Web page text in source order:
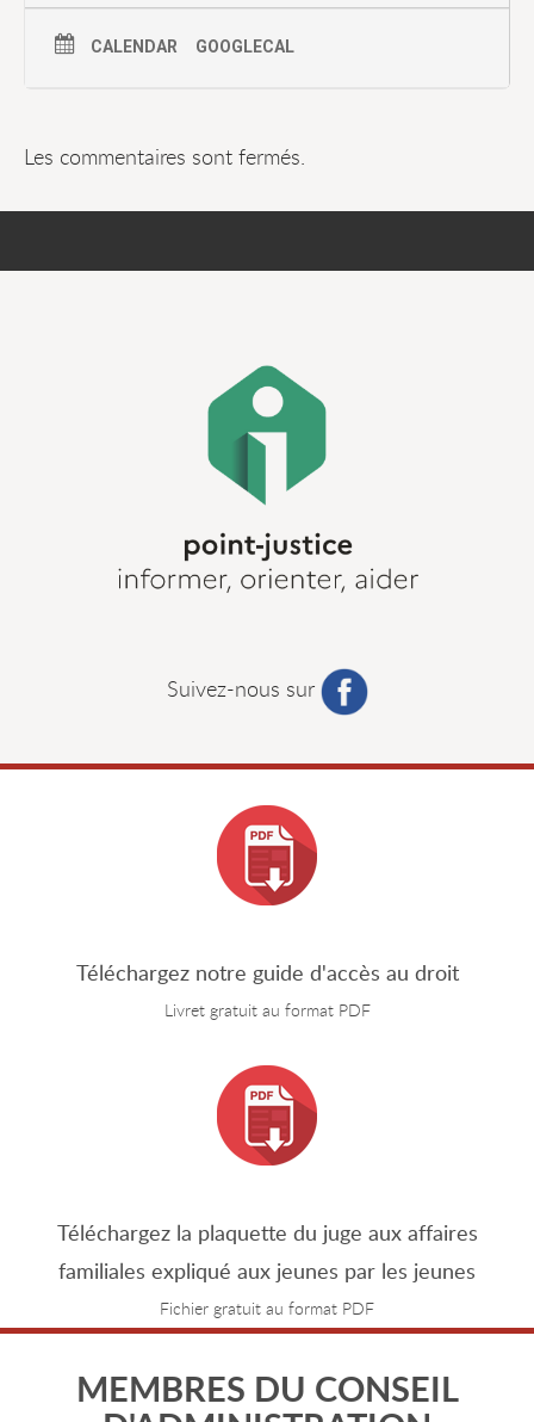
CALENDAR GOOGLECAL
Les commentaires sont fermés.
Suivez-nous sur
Téléchargez notre guide d'accès au droit
Livret gratuit au format PDF
Téléchargez la plaquette du juge aux affaires
familiales expliqué aux jeunes par les jeunes
Fichier gratuit au format PDF
MEMBRES DU CONSEIL